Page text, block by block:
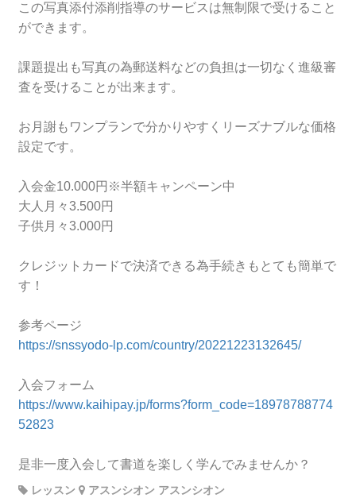
この写真添付添削指導のサービスは無制限で受けること
ができます。
課題提出も写真の為郵送料などの負担は一切なく進級審
査を受けることが出来ます。
お月謝もワンプランで分かりやすくリーズナブルな価格
設定です。
入会金10.000円※半額キャンペーン中
大人月々3.500円
子供月々3.000円
クレジットカードで決済できる為手続きもとても簡単で
す！
参考ページ
https://snssyodo-lp.com/country/20221223132645/
入会フォーム
https://www.kaihipay.jp/forms?form_code=18978788774
52823
是非一度入会して書道を楽しく学んでみませんか？
レッスン アスンシオン アスンシオン